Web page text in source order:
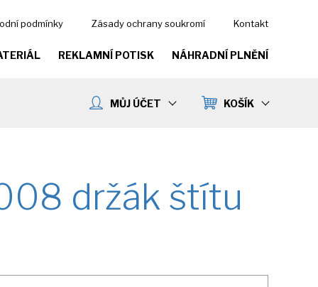
podmínky Zásady ochrany soukromí Kontakt
REKLAMNÍ POTISK NÁHRADNÍ PLNĚNÍ
KOŠÍK
MŮJ ÚČET
držák štítu